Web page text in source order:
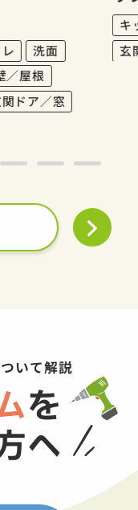
洗面
／屋根
ドア／窓
キ
玄
いて解説
を
へ